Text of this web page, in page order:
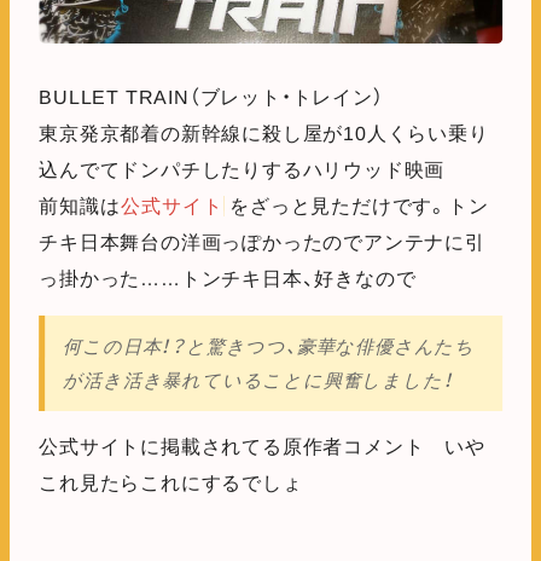
BULLET TRAIN（ブレット・トレイン）
東京発京都着の新幹線に殺し屋が10人くらい乗り
込んでてドンパチしたりするハリウッド映画
前知識は公式サイト をざっと見ただけです。トン
チキ日本舞台の洋画っぽかったのでアンテナに引
っ掛かった……トンチキ日本、好きなので
何この日本！？と驚きつつ、豪華な俳優さんたち
が活き活き暴れていることに興奮しました！
公式サイトに掲載されてる原作者コメント いや
これ見たらこれにするでしょ